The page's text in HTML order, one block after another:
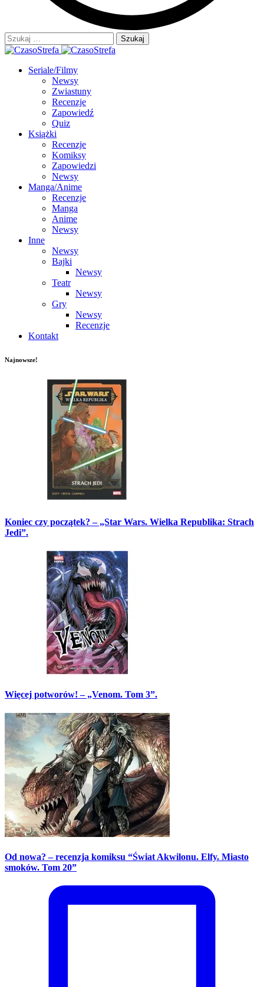
Szukaj:
Seriale/Filmy
Newsy
Zwiastuny
Recenzje
Zapowiedź
Quiz
Książki
Recenzje
Komiksy
Zapowiedzi
Newsy
Manga/Anime
Recenzje
Manga
Anime
Newsy
Inne
Newsy
Bajki
Newsy
Teatr
Newsy
Gry
Newsy
Recenzje
Kontakt
Najnowsze!
Koniec czy początek? – „Star Wars. Wielka Republika: Strach
Jedi”.
Więcej potworów! – „Venom. Tom 3”.
Od nowa? – recenzja komiksu “Świat Akwilonu. Elfy. Miasto
smoków. Tom 20”